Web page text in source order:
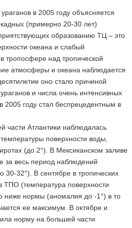
в 2005 году объясняется
(примерно 20-30 лет)
образованию ТЦ – это
океана и слабый
тропосфере над тропической
атмосферы и океана наблюдается
оно стало причиной
и числа очень интенсивных
2005 году стал беспрецедентным в
части Атлантики наблюдалась
поверхности воды,
(до 2°). В Мексиканском заливе
за весь период наблюдений
30-32°). В сентябре в тропических
ТПО (температура поверхности
ниже нормы (аномалия до -1°) в то
ее максимум. В октябре и
норму на большей части